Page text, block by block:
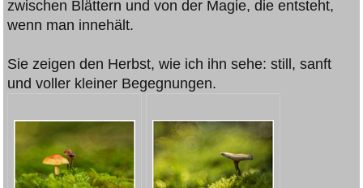
zwischen Blättern und von der Magie, die entsteht,
wenn man innehält.
Sie zeigen den Herbst, wie ich ihn sehe: still, sanft
und voller kleiner Begegnungen.